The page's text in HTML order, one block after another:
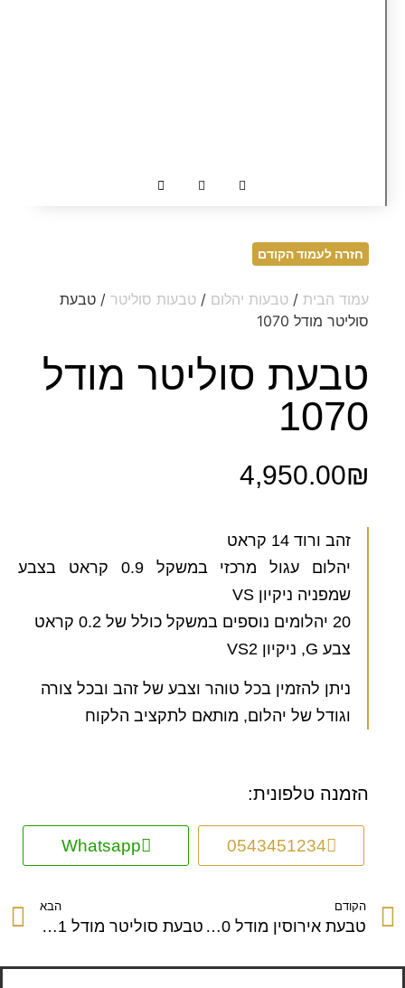
חזרה לעמוד הקודם
עמוד הבית / טבעות יהלום / טבעות סוליטר / טבעת
סוליטר מודל 1070
טבעת סוליטר מודל
1070
4,950.00₪
זהב ורוד 14 קראט
יהלום עגול מרכזי במשקל 0.9 קראט בצבע
שמפניה ניקיון VS
20 יהלומים נוספים במשקל כולל של 0.2 קראט
צבע G, ניקיון VS2
ניתן להזמין בכל טוהר וצבע של זהב ובכל צורה
וגודל של יהלום, מותאם לתקציב הלקוח
הזמנה טלפונית:
0543451234
Whatsapp
הקודם
טבעת אירוסין מודל 1070
הבא
טבעת סוליטר מודל 1071